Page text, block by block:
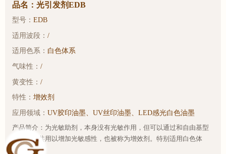
品名：光引发剂EDB
型号：EDB
适用波段：/
适用色系： 白色体系
气味性：/
黄变性：/
特性：增效剂
应用领域：UV胶印油墨、UV丝印油墨、LED感光白色油墨
产品简介：为光敏助剂，本身没有光敏作用，但可以通过和自由基型
光引发剂共用以增加光敏感性，也被称为增效剂。特别适用白色体
系。